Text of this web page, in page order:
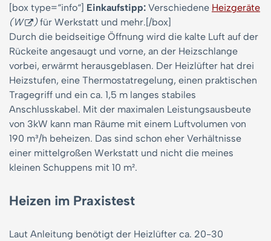
[box type=“info“] Einkaufstipp: Verschiedene Heizgeräte
(W
)für Werkstatt und mehr.[/box]
Durch die beidseitige Öffnung wird die kalte Luft auf der
Rückeite angesaugt und vorne, an der Heizschlange
vorbei, erwärmt herausgeblasen. Der Heizlüfter hat drei
Heizstufen, eine Thermostatregelung, einen praktischen
Tragegriff und ein ca. 1,5 m langes stabiles
Anschlusskabel. Mit der maximalen Leistungsausbeute
von 3kW kann man Räume mit einem Luftvolumen von
190 m³/h beheizen. Das sind schon eher Verhältnisse
einer mittelgroßen Werkstatt und nicht die meines
kleinen Schuppens mit 10 m².
Heizen im Praxistest
Laut Anleitung benötigt der Heizlüfter ca. 20-30